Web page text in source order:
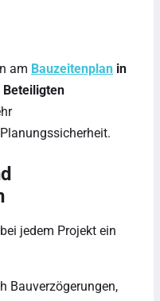
am Bauzeitenplan in
Beteiligten
jedem Projekt ein
Bauverzögerungen,